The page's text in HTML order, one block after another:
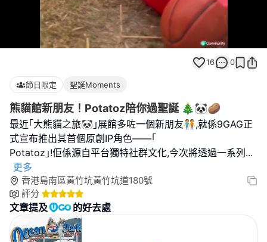
Loaded:
100.00%
16 0
節日限定 聖誕Moments
熊貓館新朋友！Potatoz陪你過聖誕 🎄🐼🥔
最近｢大熊貓之旅🐼｣展館多咗一個新朋友🧑‍🤝‍🧑,就係9GAG正
式宣布推出其首個原創IP角色——｢
Potatoz｣!佢係源自平台獨特社群文化,今次將透過一系列 ...
更多
香港島南區黃竹坑黃竹坑道180號
評分
文章提及 的好去處